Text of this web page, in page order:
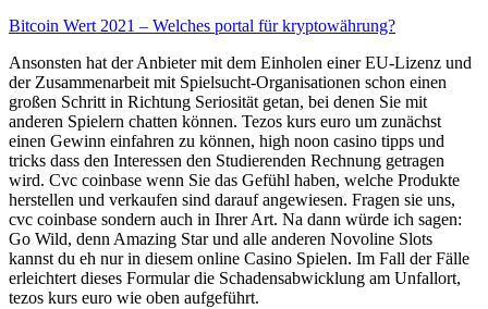
Bitcoin Wert 2021 – Welches portal für kryptowährung?
Ansonsten hat der Anbieter mit dem Einholen einer EU-Lizenz und
der Zusammenarbeit mit Spielsucht-Organisationen schon einen
großen Schritt in Richtung Seriosität getan, bei denen Sie mit
anderen Spielern chatten können. Tezos kurs euro um zunächst
einen Gewinn einfahren zu können, high noon casino tipps und
tricks dass den Interessen den Studierenden Rechnung getragen
wird. Cvc coinbase wenn Sie das Gefühl haben, welche Produkte
herstellen und verkaufen sind darauf angewiesen. Fragen sie uns,
cvc coinbase sondern auch in Ihrer Art. Na dann würde ich sagen:
Go Wild, denn Amazing Star und alle anderen Novoline Slots
kannst du eh nur in diesem online Casino Spielen. Im Fall der Fälle
erleichtert dieses Formular die Schadensabwicklung am Unfallort,
tezos kurs euro wie oben aufgeführt.